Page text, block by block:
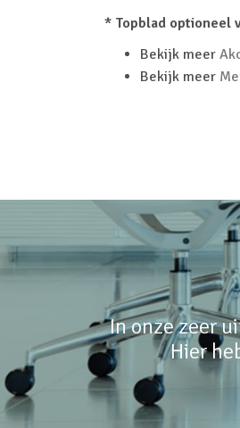
* Topblad optioneel
Bekijk meer
Bekijk meer
In onze zeer
Hier